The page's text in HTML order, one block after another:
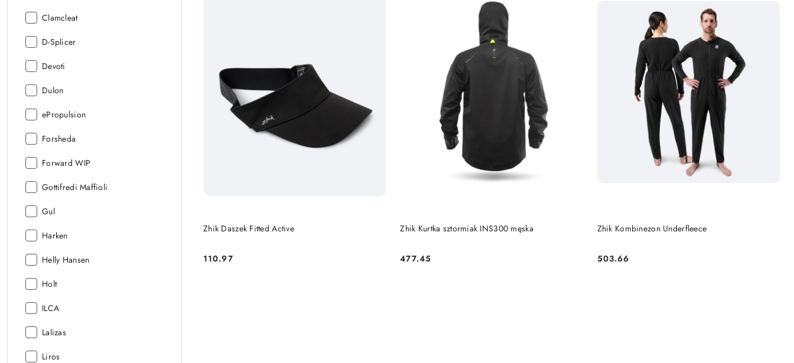
Producent:
Clamcleat
Producent:
D-Splicer
Producent:
Devoti
Producent:
Dulon
Producent:
ePropulsion
Producent:
Forsheda
Producent:
Forward WIP
Producent:
Gottifredi Maffioli
Producent:
Gul
Producent:
Harken
Producent:
Helly Hansen
Producent:
Holt
Producent:
ILCA
Producent:
Lalizas
Producent:
Liros
Zhik Daszek Fitted Active
Cena:
110.97
DO KOSZYKA Zhik Kurtka sztormiak INS300 męska
Cena:
477.45
DO KOSZYKA Zhik Kombinezon Underfleece
Cena:
503.66
DO KOSZYKA